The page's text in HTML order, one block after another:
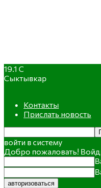
19.1 C
Сыктывкар
Контакты
Прислать новость
войти в систему
Добро пожаловать!